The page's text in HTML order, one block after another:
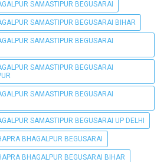
SAMASTIPUR BEGUSARAI
SAMASTIPUR BEGUSARAI BIHAR
SAMASTIPUR BEGUSARAI
SAMASTIPUR BEGUSARAI
SAMASTIPUR BEGUSARAI
SAMASTIPUR BEGUSARAI UP DELHI
BHAGALPUR BEGUSARAI
BHAGALPUR BEGUSARAI BIHAR